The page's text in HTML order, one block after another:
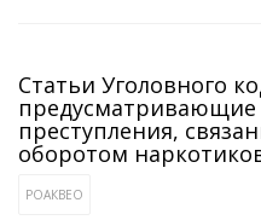
Статьи Уголовного
предусматривающие
преступления,
оборотом
РОАКВЕО